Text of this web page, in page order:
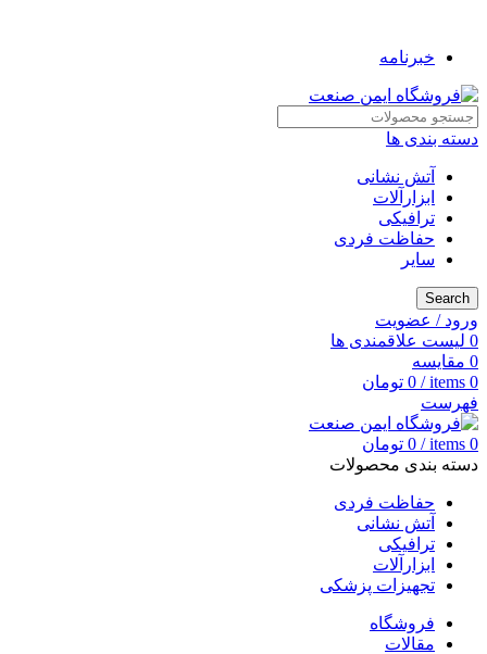
خبرنامه
دسته بندی ها
آتش نشانی
ابزارآلات
ترافیکی
حفاظت فردی
سایر
Search
ورود / عضویت
0 لیست علاقمندی ها
0 مقایسه
0
items
/
0 تومان
فهرست
0
items
/
0 تومان
دسته بندی محصولات
حفاظت فردی
آتش نشانی
ترافیکی
ابزارآلات
تجهیزات پزشکی
فروشگاه
مقالات